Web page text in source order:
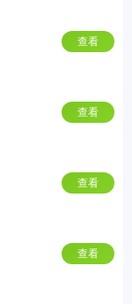
查看
查看
查看
查看